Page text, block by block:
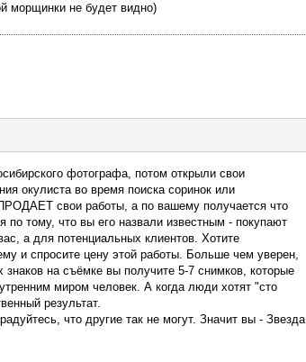
морщинки не будет видно)
фотографа, потом открыли свои
окулиста во время поиска соринок или
свои работы, а по вашему получается что
по тому, что вы его назвали известным - покупают
а для потенциальных клиентов. Хотите
и спросите цену этой работы. Больше чем уверен,
на съёмке вы получите 5-7 снимков, которые
миром человек. А когда люди хотят "сто
результат.
что другие так не могут. Значит вы - Звезда